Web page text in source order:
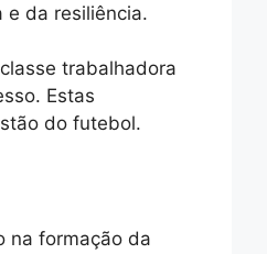
e da resiliência.
trabalhadora
Estas
do futebol.
na formação da